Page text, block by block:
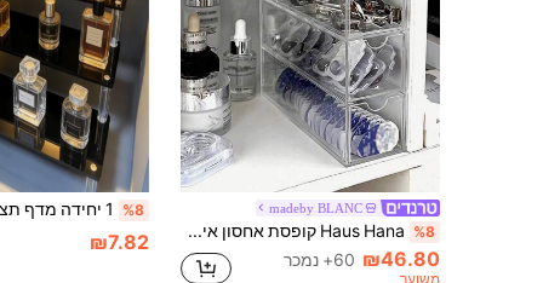
madeby BLANC
%8 Haus Hana קופסת אחסון איפור רב שכבתית שקופה אחת, לחוף הים של החגים, אוסף חדר האמבטיה, אוסף חדר השינה, קיבולת גדולה
₪46.80 60+ נמכר
%8
₪7.82